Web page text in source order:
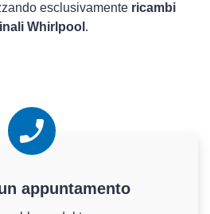
esclusivamente ricambi
Whirlpool .
appuntamento